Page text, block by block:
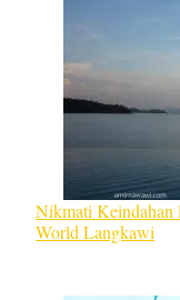
Nikmati Keindahan
World Langkawi